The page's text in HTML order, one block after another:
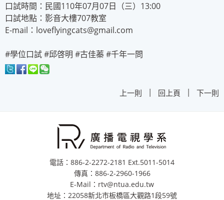
口試時間：民國110年07月07日（三）13:00
口試地點：影音大樓707教室
E-mail：loveflyingcats@gmail.com
#學位口試 #邱啓明 #古佳蓁 #千年一問
上一則 | 回上頁 | 下一則
電話：886-2-2272-2181 Ext.5011-5014
傳真：886-2-2960-1966
E-Mail：rtv@ntua.edu.tw
地址：22058新北市板橋區大觀路1段59號